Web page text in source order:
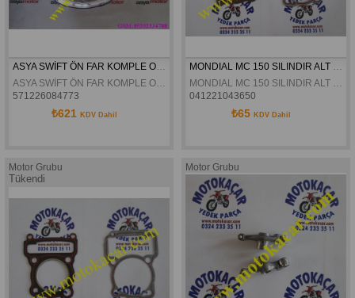
ASYA SWİFT ÖN FAR KOMPLE ORJİNAL
ASYA SWİFT ÖN FAR KOMPLE ORJİNAL
571226084773
₺621 KDV Dahil
041221043650
₺65 KDV Dahil
Motor Grubu
Tükendi
Motor Grubu